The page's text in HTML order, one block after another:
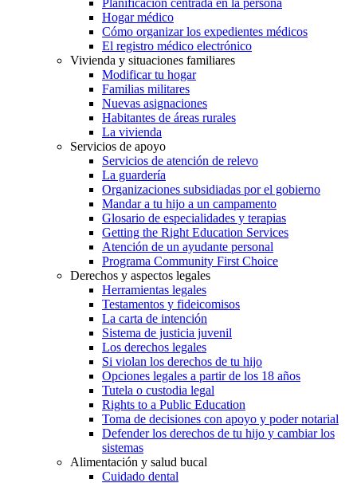
Hogar médico
Cómo organizar los expedientes médicos
El registro médico electrónico
Vivienda y situaciones familiares
Modificar tu hogar
Familias militares
Nuevas asignaciones
Habitantes de áreas rurales
La vivienda
Servicios de apoyo
Servicios de atención de relevo
La guardería
Organizaciones subsidiadas por el gobierno
Mandar a tu hijo a un campamento
Glosario de especialidades y terapias
Getting the Right Education Services
Atención de un ayudante personal
Programa Community First Choice
Derechos y aspectos legales
Herramientas legales
Testamentos y fideicomisos
La carta de intención
Sistema de justicia juvenil
Los derechos legales
Si violan los derechos de tu hijo
Opciones legales a partir de los 18 años
Tutela o custodia legal
Rights to a Public Education
Toma de decisiones con apoyo y poder notarial
Defender los derechos de tu hijo y cambiar los
sistemas
Alimentación y salud bucal
Cuidado dental